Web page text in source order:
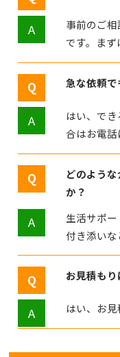
事前のご
です。まず
急な依頼で
はい、で
合はお電話
どのよう
か？
生活サポ
付き添いな
お見積も
はい、お見